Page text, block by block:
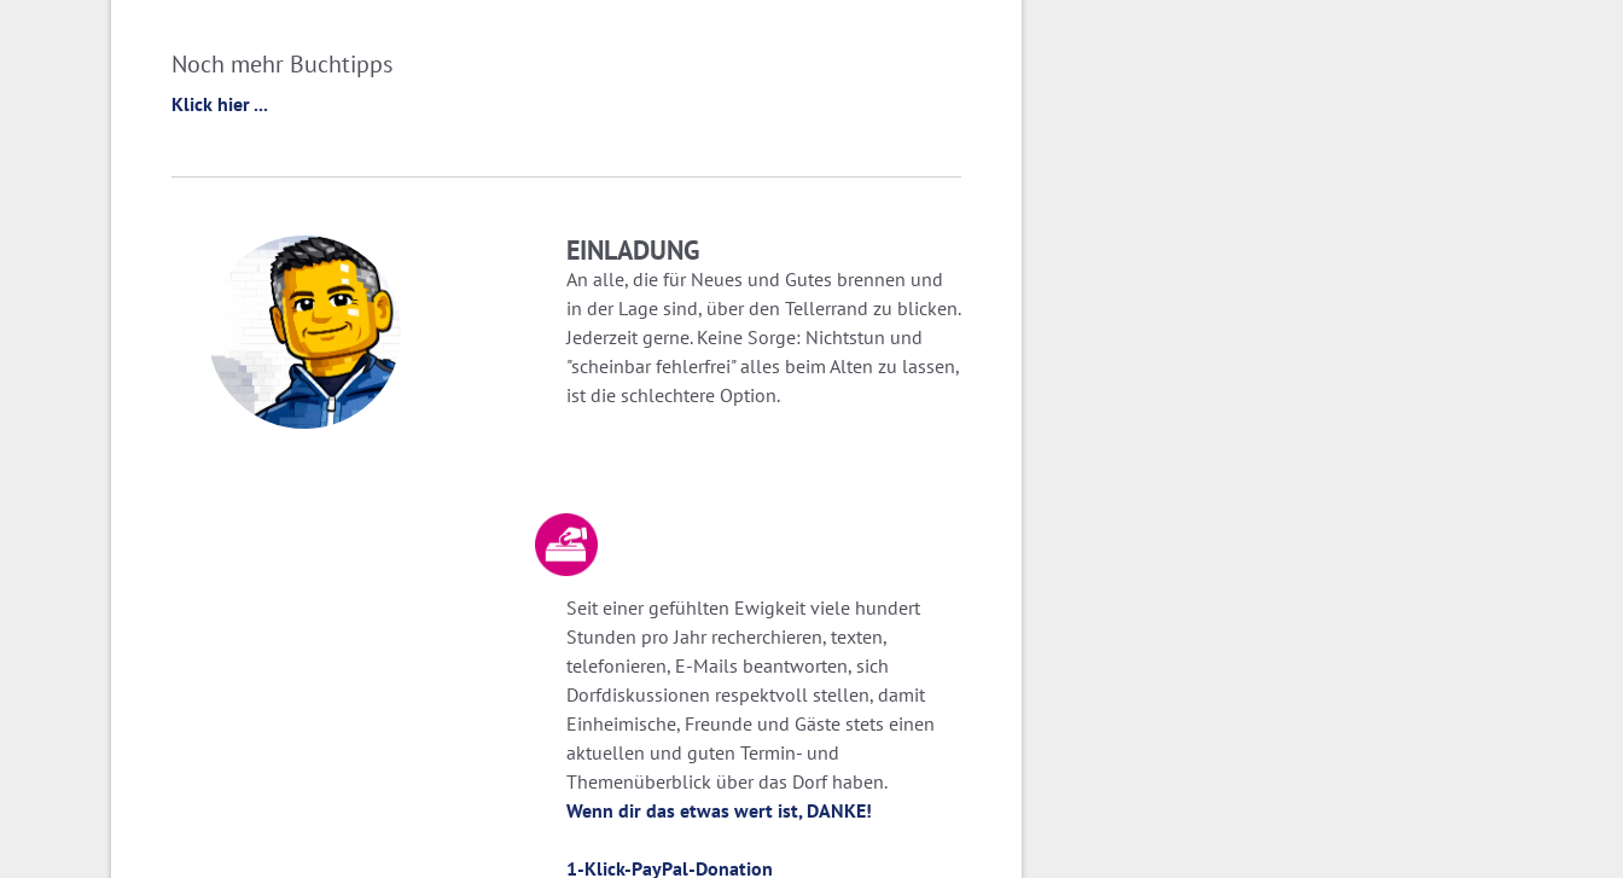
Noch mehr Buchtipps
Klick hier ...
EINLADUNG
An alle, die für Neues und Gutes brennen und
in der Lage sind, über den Tellerrand zu blicken.
Jederzeit gerne. Keine Sorge: Nichtstun und
"scheinbar fehlerfrei" alles beim Alten zu lassen,
ist die schlechtere Option.
Seit einer gefühlten Ewigkeit viele hundert
Stunden pro Jahr recherchieren, texten,
telefonieren, E-Mails beantworten, sich
Dorfdiskussionen respektvoll stellen, damit
Einheimische, Freunde und Gäste stets einen
aktuellen und guten Termin- und
Themenüberblick über das Dorf haben.
Wenn dir das etwas wert ist, DANKE!
1-Klick-PayPal-Donation